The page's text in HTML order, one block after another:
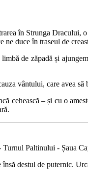
în Strunga Dracului,
ne duce în traseul de
limbă de zăpadă și
vântului, care avea
cehească – și cu o
Paltinului - Șaua
însă destul de puternic.